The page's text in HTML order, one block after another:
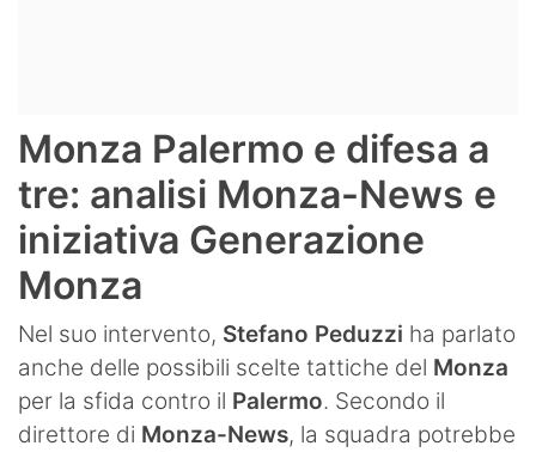
Monza Palermo e difesa a
tre: analisi Monza-News e
iniziativa Generazione
Monza
Nel suo intervento, Stefano Peduzzi ha parlato
anche delle possibili scelte tattiche del Monza
per la sfida contro il Palermo. Secondo il
direttore di Monza-News, la squadra potrebbe